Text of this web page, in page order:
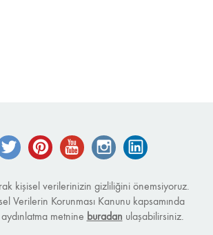
Twitter Pinterest YouTube Instagram
kişisel verilerinizin gizliliğini önemsiyoruz.
Verilerin Korunması Kanunu kapsamında
metnine buradan ulaşabilirsiniz.